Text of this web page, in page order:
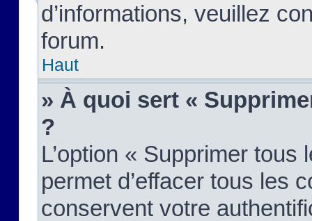
d’informations, veuillez
forum.
Haut
» À quoi sert «
?
L’option « Supprimer
permet d’effacer tous les
conservent votre